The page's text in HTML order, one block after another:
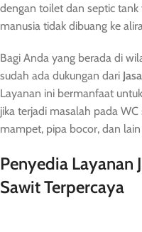
dengan toilet dan septic
manusia tidak dibuang ke
Bagi Anda yang berada di
sudah ada dukungan dari Ja
Layanan ini bermanfaat
jika terjadi masalah pada
mampet, pipa bocor, dan
Penyedia Layanan
Sawit Terpercaya